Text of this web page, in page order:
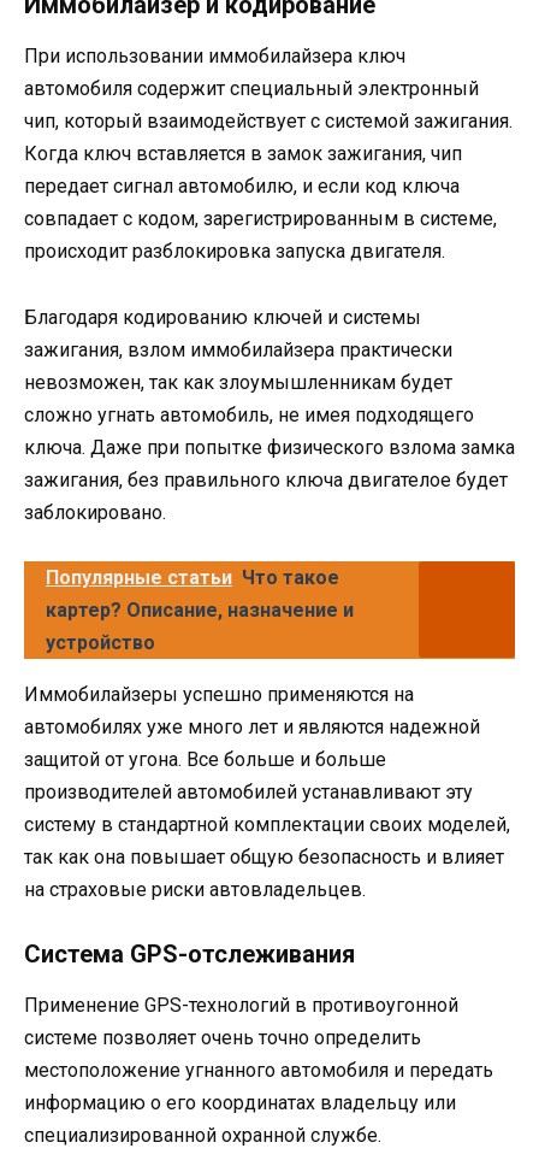
При использовании иммобилайзера ключ
автомобиля содержит специальный электронный
чип, который взаимодействует с системой зажигания.
Когда ключ вставляется в замок зажигания, чип
передает сигнал автомобилю, и если код ключа
совпадает с кодом, зарегистрированным в системе,
происходит разблокировка запуска двигателя.
Благодаря кодированию ключей и системы
зажигания, взлом иммобилайзера практически
невозможен, так как злоумышленникам будет
сложно угнать автомобиль, не имея подходящего
ключа. Даже при попытке физического взлома замка
зажигания, без правильного ключа двигателое будет
заблокировано.
Популярные статьи Что такое
картер? Описание, назначение и
устройство
Иммобилайзеры успешно применяются на
автомобилях уже много лет и являются надежной
защитой от угона. Все больше и больше
производителей автомобилей устанавливают эту
систему в стандартной комплектации своих моделей,
так как она повышает общую безопасность и влияет
на страховые риски автовладельцев.
Система GPS-отслеживания
Применение GPS-технологий в противоугонной
системе позволяет очень точно определить
местоположение угнанного автомобиля и передать
информацию о его координатах владельцу или
специализированной охранной службе.